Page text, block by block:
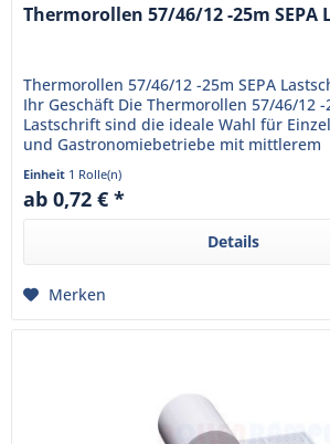
Thermorollen 57/46/12 -25m SEPA
Thermorollen 57/46/12 -25m SEPA
Ihr Geschäft Die Thermorollen 57/46/12 -
Lastschrift sind die ideale Wahl für
und Gastronomiebetriebe mit mittlerem
Einheit 1 Rolle(n)
ab 0,72 € *
Details
Merken